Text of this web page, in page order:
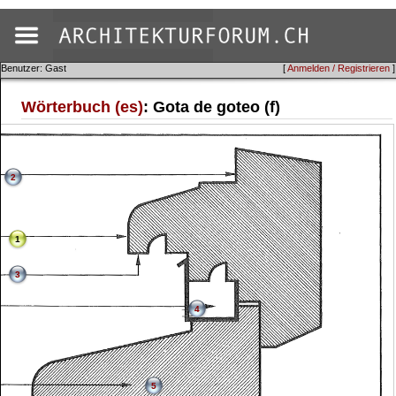
[Anmelden / Registrieren ]
Benutzer: Gast
Wörterbuch (es): Gota de goteo (f)
1
2
3
4
5